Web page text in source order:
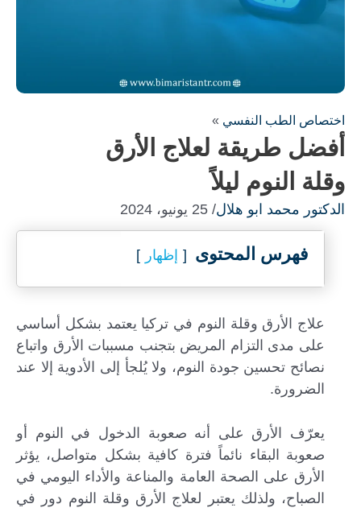
اختصاص الطب النفسي »
أفضل طريقة لعلاج الأرق
وقلة النوم ليلاً
الدكتور محمد ابو هلال/ 25 يونيو، 2024
فهرس المحتوى إظهار
علاج الأرق وقلة النوم في تركيا يعتمد بشكل أساسي
على مدى التزام المريض بتجنب مسببات الأرق واتباع
نصائح تحسين جودة النوم، ولا يُلجأ إلى الأدوية إلا عند
الضرورة.
يعرّف الأرق على أنه صعوبة الدخول في النوم أو
صعوبة البقاء نائماً فترة كافية بشكل متواصل، يؤثر
الأرق على الصحة العامة والمناعة والأداء اليومي في
الصباح، ولذلك يعتبر لعلاج الأرق وقلة النوم دور في